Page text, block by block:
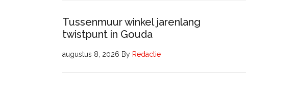
Tussenmuur winkel jarenlang
twistpunt in Gouda
augustus 8, 2026 By Redactie